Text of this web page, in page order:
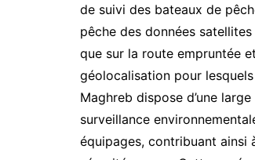
de suivi des bateaux de
pêche des données
que sur la route empruntée
géolocalisation pour
Maghreb dispose d’une
surveillance
équipages, contribuant ainsi